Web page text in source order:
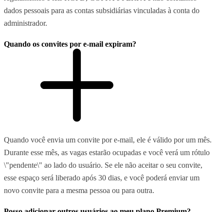
dados pessoais para as contas subsidiárias vinculadas à conta do
administrador.
Quando os convites por e-mail expiram?
Quando você envia um convite por e-mail, ele é válido por um mês.
Durante esse mês, as vagas estarão ocupadas e você verá um rótulo
\"pendente\" ao lado do usuário. Se ele não aceitar o seu convite,
esse espaço será liberado após 30 dias, e você poderá enviar um
novo convite para a mesma pessoa ou para outra.